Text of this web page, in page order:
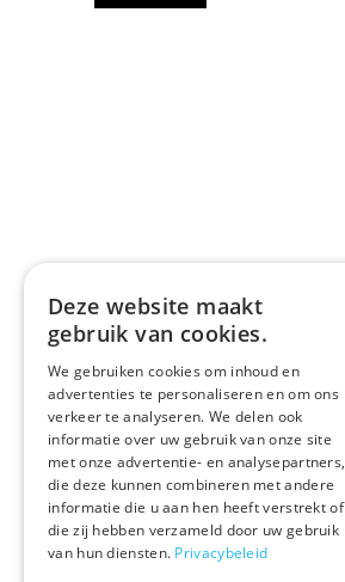
Afbeelding
Deze website maakt
gebruik van cookies.
We gebruiken cookies om inhoud en
advertenties te personaliseren en om ons
verkeer te analyseren. We delen ook
informatie over uw gebruik van onze site
met onze advertentie- en analysepartners,
die deze kunnen combineren met andere
informatie die u aan hen heeft verstrekt of
die zij hebben verzameld door uw gebruik
van hun diensten. Privacybeleid